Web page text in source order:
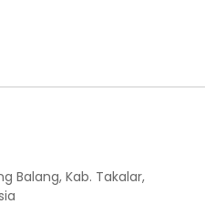
Balang, Kab. Takalar,